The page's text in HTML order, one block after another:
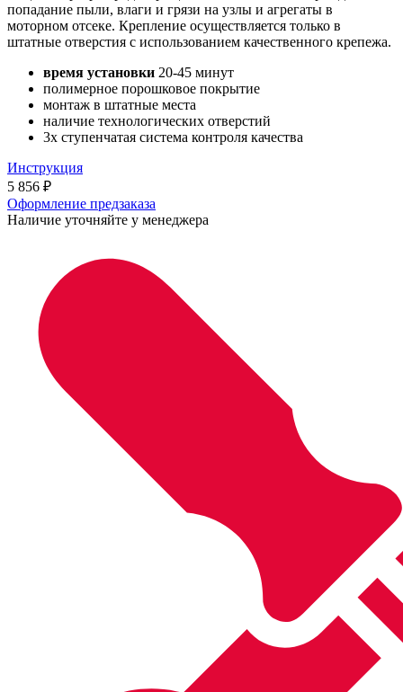
попадание пыли, влаги и грязи на узлы и агрегаты в
моторном отсеке. Крепление осуществляется только в
штатные отверстия с использованием качественного крепежа.
время установки 20-45 минут
полимерное порошковое покрытие
монтаж в штатные места
наличие технологических отверстий
3х ступенчатая система контроля качества
Инструкция
5 856 ₽
Оформление предзаказа
Наличие уточняйте у менеджера